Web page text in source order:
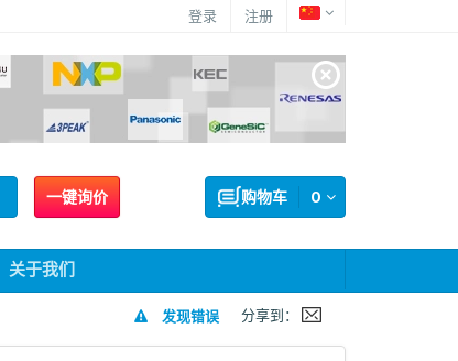
登录 注册
一键询价 0
购物车
关于我们
发现错误 分享到：